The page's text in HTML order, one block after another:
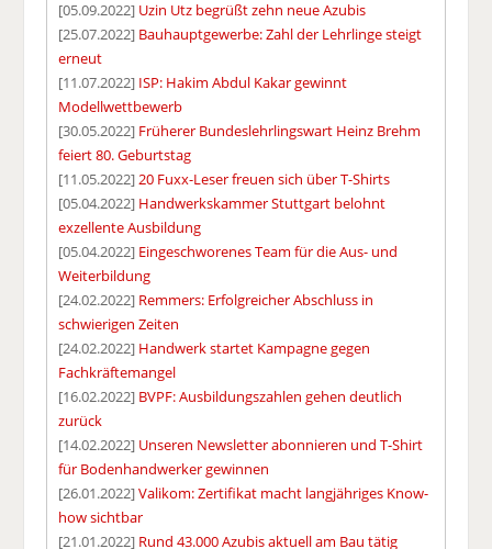
[05.09.2022] Uzin Utz begrüßt zehn neue Azubis
[25.07.2022] Bauhauptgewerbe: Zahl der Lehrlinge steigt
erneut
[11.07.2022] ISP: Hakim Abdul Kakar gewinnt
Modellwettbewerb
[30.05.2022] Früherer Bundeslehrlingswart Heinz Brehm
feiert 80. Geburtstag
[11.05.2022]20 Fuxx-Leser freuen sich über T-Shirts
[05.04.2022] Handwerkskammer Stuttgart belohnt
exzellente Ausbildung
[05.04.2022] Eingeschworenes Team für die Aus- und
Weiterbildung
[24.02.2022] Remmers: Erfolgreicher Abschluss in
schwierigen Zeiten
[24.02.2022] Handwerk startet Kampagne gegen
Fachkräftemangel
[16.02.2022] BVPF: Ausbildungszahlen gehen deutlich
zurück
[14.02.2022] Unseren Newsletter abonnieren und T-Shirt
für Bodenhandwerker gewinnen
[26.01.2022]Valikom: Zertifikat macht langjähriges Know-
how sichtbar
[21.01.2022] Rund 43.000 Azubis aktuell am Bau tätig